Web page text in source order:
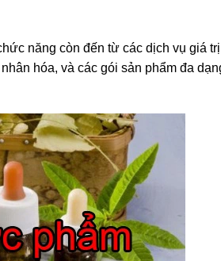
năng còn đến từ các dịch vụ giá
hóa, và các gói sản phẩm đa